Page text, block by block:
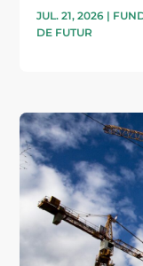
JUL. 21, 2026 |
DE FUTUR